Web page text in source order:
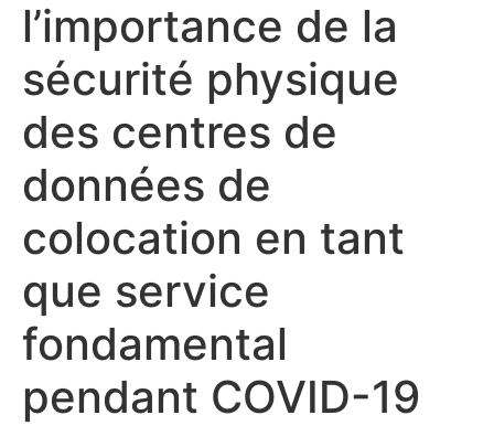
l’importance de la
sécurité physique
des centres de
données de
colocation en tant
que service
fondamental
pendant COVID-19